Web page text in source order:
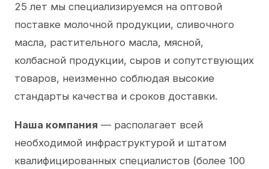
25 лет мы специализируемся на оптовой
поставке молочной продукции, сливочного
масла, растительного масла, мясной,
колбасной продукции, сыров и сопутствующих
товаров, неизменно соблюдая высокие
стандарты качества и сроков доставки.
Наша компания — располагает всей
необходимой инфраструктурой и штатом
квалифицированных специалистов (более 100